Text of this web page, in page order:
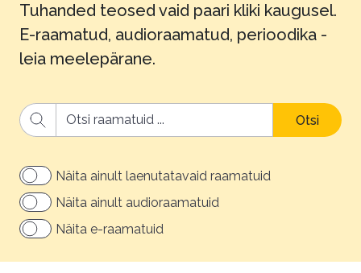
Tuhanded teosed vaid paari kliki kaugusel.
E-raamatud, audioraamatud, perioodika -
leia meelepärane.
Otsi
Näita ainult laenutatavaid raamatuid
Näita ainult audioraamatuid
Näita e-raamatuid